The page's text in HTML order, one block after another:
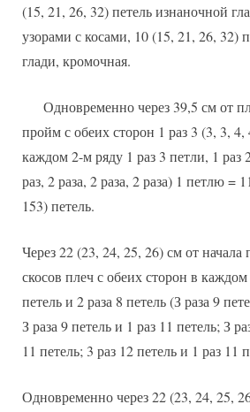
(15, 21, 26, 32) петель изнаночной
узорами с косами, 10 (15, 21, 26, 32)
глади, кромочная.
Одновременно через 39,5 см от
пройм с обеих сторон 1 раз 3 (3, 3, 4,
каждом 2-м ряду 1 раз 3 петли, 1 раз
раз, 2 раза, 2 раза, 2 раза) 1 петлю =
153) петель.
Через 22 (23, 24, 25, 26) см от начала
скосов плеч с обеих сторон в
петель и 2 раза 8 петель (З раза 9
З раза 9 петель и 1 раз 11 петель; З
11 петель; 3 раз 12 петель и 1 раз 11
Одновременно через 22 (23, 24, 25,